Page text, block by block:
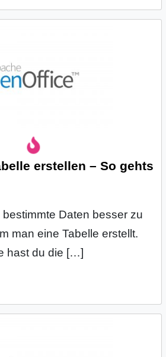
erstellen – So gehts
Daten besser zu
man eine Tabelle erstellt.
hast du die […]